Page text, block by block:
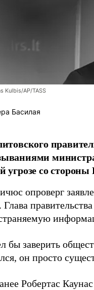
Kulbis/AP/TASS
Басилая
угрозе со
опроверг
бы заверить
он просто
Робертас